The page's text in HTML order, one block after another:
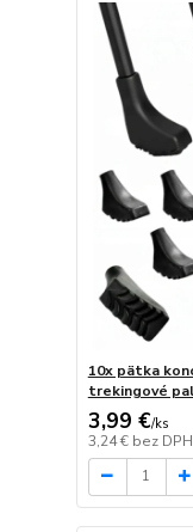
10x pätka
trekingové
3,99 €/ks
3,24 € bez DPH